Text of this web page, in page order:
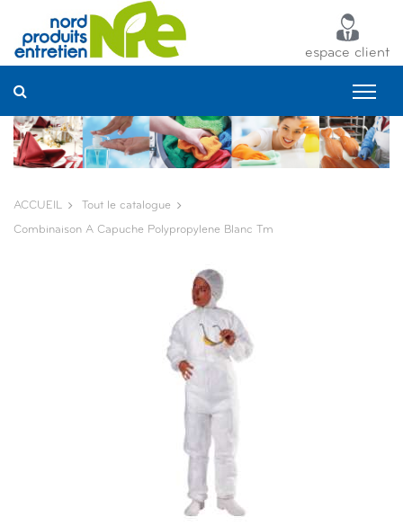
espace client
ACCUEIL Tout le catalogue
Combinaison A Capuche Polypropylene Blanc Tm
Panneau de gestion des cookies